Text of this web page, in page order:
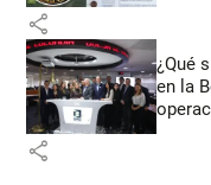
share
¿Qué
en la
share